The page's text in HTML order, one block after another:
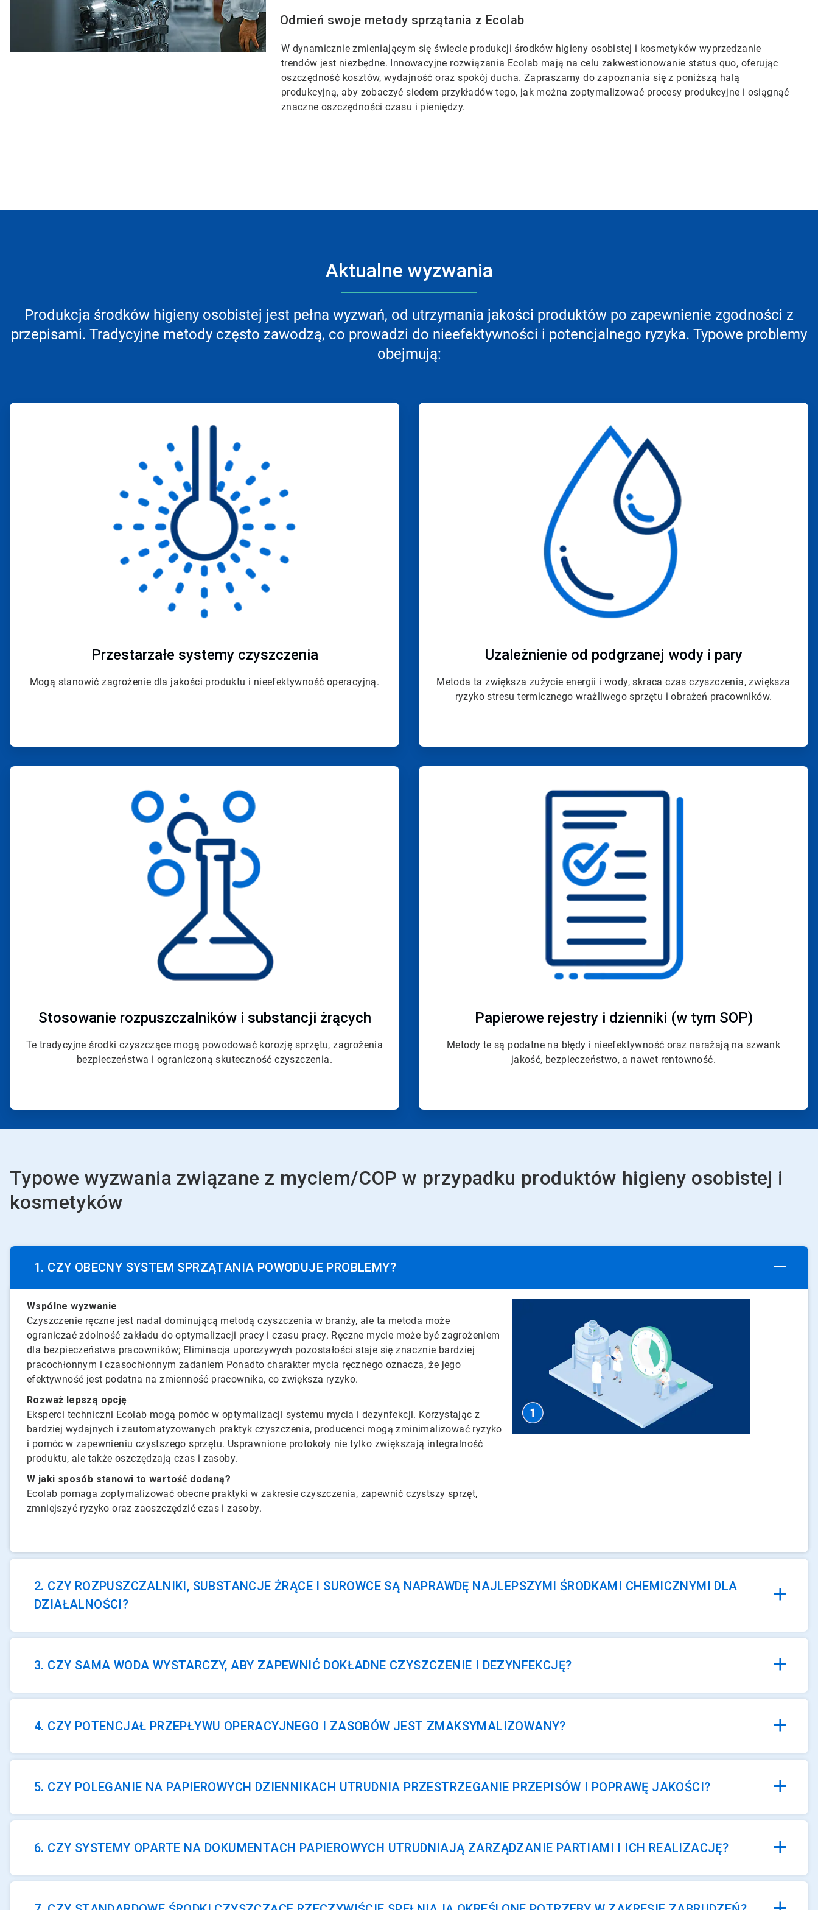
Odmień swoje metody sprzątania z Ecolab
W dynamicznie zmieniającym się świecie produkcji środków higieny osobistej i kosmetyków wyprzedzanie
trendów jest niezbędne. Innowacyjne rozwiązania Ecolab mają na celu zakwestionowanie status quo, oferując
oszczędność kosztów, wydajność oraz spokój ducha. Zapraszamy do zapoznania się z poniższą halą
produkcyjną, aby zobaczyć siedem przykładów tego, jak można zoptymalizować procesy produkcyjne i osiągnąć
znaczne oszczędności czasu i pieniędzy.
Aktualne wyzwania
Produkcja środków higieny osobistej jest pełna wyzwań, od utrzymania jakości produktów po zapewnienie zgodności z
przepisami. Tradycyjne metody często zawodzą, co prowadzi do nieefektywności i potencjalnego ryzyka. Typowe problemy
obejmują:
dla
Przestarzałe systemy czyszczenia
Mogą stanowić zagrożenie dla jakości produktu i nieefektywność operacyjną.
Stosowanie rozpuszczalników i substancji żrących
Te tradycyjne środki czyszczące mogą powodować korozję sprzętu, zagrożenia
bezpieczeństwa i ograniczoną skuteczność czyszczenia.
dla
4
Uzależnienie od podgrzanej wody i pary
Metoda ta zwiększa zużycie energii i wody, skraca czas czyszczenia, zwiększa
ryzyko stresu termicznego wrażliwego sprzętu i obrażeń pracowników.
dla
Papierowe rejestry i dzienniki (w tym SOP)
Metody te są podatne na błędy i nieefektywność oraz narażają na szwank
jakość, bezpieczeństwo, a nawet rentowność.
Typowe wyzwania związane z myciem/COP w przypadku produktów higieny osobistej i
kosmetyków
1. CZY OBECNY SYSTEM SPRZĄTANIA POWODUJE PROBLEMY?
ArticleTile
Wspólne wyzwanie
Czyszczenie ręczne jest nadal dominującą metodą czyszczenia w branży, ale ta metoda może
ograniczać zdolność zakładu do optymalizacji pracy i czasu pracy. Ręczne mycie może być zagrożeniem
dla bezpieczeństwa pracowników; Eliminacja uporczywych pozostałości staje się znacznie bardziej
pracochłonnym i czasochłonnym zadaniem Ponadto charakter mycia ręcznego oznacza, że jego
efektywność jest podatna na zmienność pracownika, co zwiększa ryzyko.
Rozważ lepszą opcję
Eksperci techniczni Ecolab mogą pomóc w optymalizacji systemu mycia i dezynfekcji. Korzystając z
bardziej wydajnych i zautomatyzowanych praktyk czyszczenia, producenci mogą zminimalizować ryzyko
i pomóc w zapewnieniu czystszego sprzętu. Usprawnione protokoły nie tylko zwiększają integralność
produktu, ale także oszczędzają czas i zasoby.
W jaki sposób stanowi to wartość dodaną?
Ecolab pomaga zoptymalizować obecne praktyki w zakresie czyszczenia, zapewnić czystszy sprzęt,
zmniejszyć ryzyko oraz zaoszczędzić czas i zasoby.
2. CZY ROZPUSZCZALNIKI, SUBSTANCJE ŻRĄCE I SUROWCE SĄ NAPRAWDĘ NAJLEPSZYMI ŚRODKAMI CHEMICZNYMI DLA
DZIAŁALNOŚCI?
3. CZY SAMA WODA WYSTARCZY, ABY ZAPEWNIĆ DOKŁADNE CZYSZCZENIE I DEZYNFEKCJĘ?
4. CZY POTENCJAŁ PRZEPŁYWU OPERACYJNEGO I ZASOBÓW JEST ZMAKSYMALIZOWANY?
5. CZY POLEGANIE NA PAPIEROWYCH DZIENNIKACH UTRUDNIA PRZESTRZEGANIE PRZEPISÓW I POPRAWĘ JAKOŚCI?
6. CZY SYSTEMY OPARTE NA DOKUMENTACH PAPIEROWYCH UTRUDNIAJĄ ZARZĄDZANIE PARTIAMI I ICH REALIZACJĘ?